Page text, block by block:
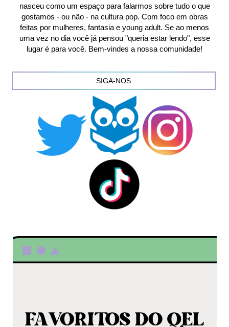
nasceu como um espaço para falarmos sobre tudo o que
gostamos - ou não - na cultura pop. Com foco em obras
feitas por mulheres, fantasia e young adult. Se ao menos
uma vez no dia você já pensou "queria estar lendo", esse
lugar é para você. Bem-vindes a nossa comunidade!
SIGA-NOS